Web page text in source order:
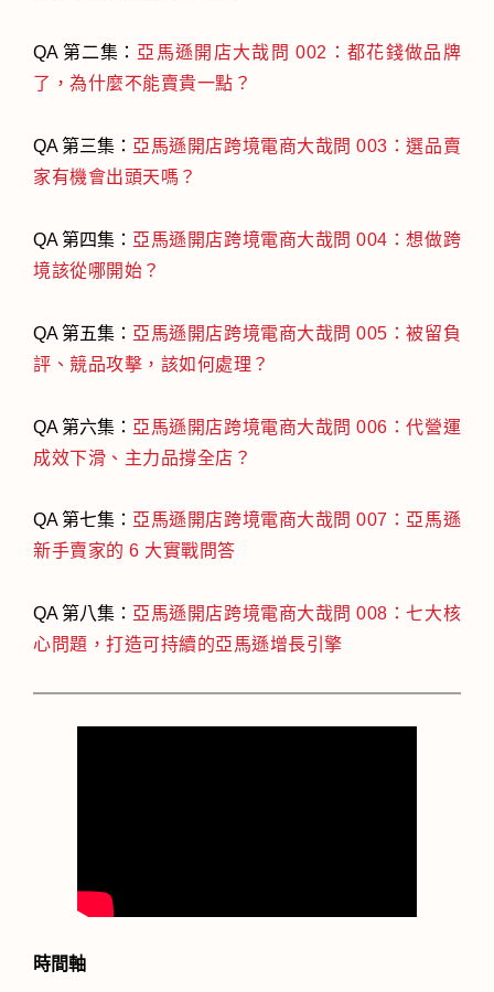
QA 第二集： 亞馬遜開店大哉問 002：都花錢做品牌
了，為什麼不能賣貴一點？
QA 第三集： 亞馬遜開店跨境電商大哉問 003：選品賣
家有機會出頭天嗎？
QA 第四集： 亞馬遜開店跨境電商大哉問 004：想做跨
境該從哪開始？
QA 第五集： 亞馬遜開店跨境電商大哉問 005：被留負
評、競品攻擊，該如何處理？
QA 第六集： 亞馬遜開店跨境電商大哉問 006：代營運
成效下滑、主力品撐全店？
QA 第七集： 亞馬遜開店跨境電商大哉問 007：亞馬遜
新手賣家的 6 大實戰問答
QA 第八集： 亞馬遜開店跨境電商大哉問 008：七大核
心問題，打造可持續的亞馬遜增長引擎
時間軸